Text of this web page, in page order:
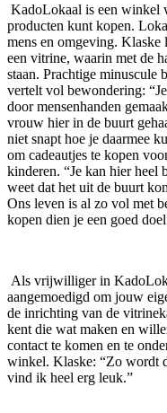
KadoLokaal is een winkel
producten kunt kopen.
mens en omgeving.
een vitrine, waarin met de
staan. Prachtige minuscule
vertelt vol bewondering:
door mensenhanden
vrouw hier in de buurt
niet snapt hoe je daarmee
om cadeautjes te kopen
kinderen. “Je kan hier heel
weet dat het uit de buurt
Ons leven is al zo vol met
kopen dien je een goed
Als vrijwilliger in
aangemoedigd om jouw
de inrichting van de
kent die wat maken en
contact te komen en te
winkel. Klaske: “Zo wordt
vind ik heel erg leuk.”